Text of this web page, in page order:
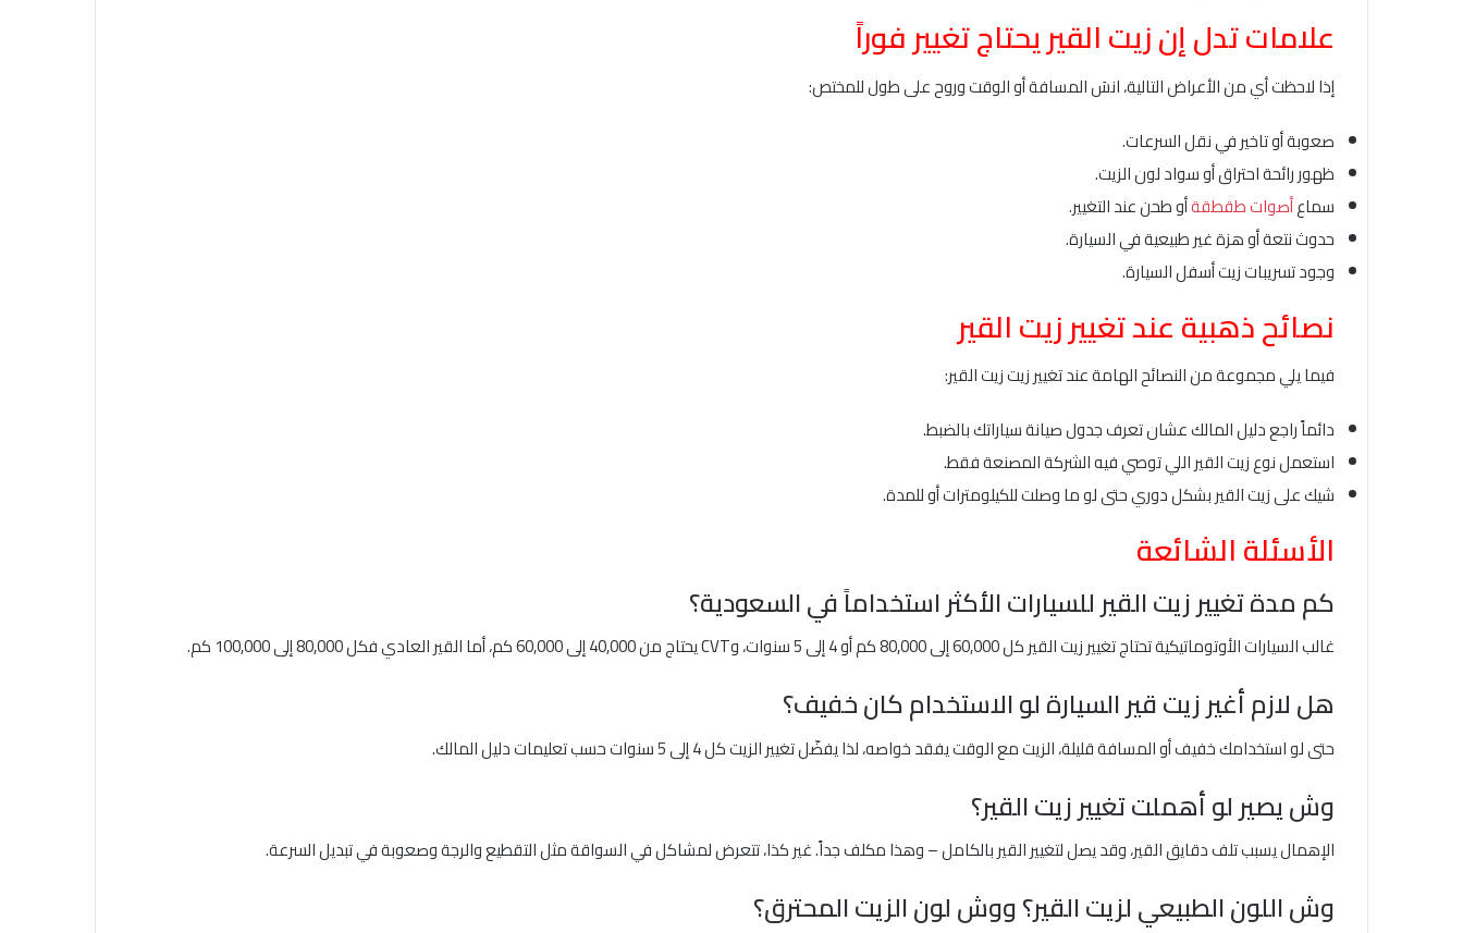
علامات تدل إن زيت القير يحتاج تغيير فوراً
إذا لاحظت أي من الأعراض التالية، انسَ المسافة أو الوقت وروح على طول للمختص:
صعوبة أو تاخير في نقل السرعات.
ظهور رائحة احتراق أو سواد لون الزيت.
سماعأصوات طقطقةأو طحن عند التغيير.
حدوث نتعة أو هزة غير طبيعية في السيارة.
وجود تسريبات زيت أسفل السيارة.
نصائح ذهبية عند تغيير زيت القير
فيما يلي مجموعة من النصائح الهامة عند تغيير زيت زيت القير:
دائماً راجع دليل المالك عشان تعرف جدول صيانة سياراتك بالضبط.
استعمل نوع زيت القير اللي توصي فيه الشركة المصنعة فقط.
شيك على زيت القير بشكل دوري حتى لو ما وصلت للكيلومترات أو للمدة.
الأسئلة الشائعة
كم مدة تغيير زيت القير للسيارات الأكثر استخداماً في السعودية؟
غالب السيارات الأوتوماتيكية تحتاج تغيير زيت القير كل 60,000 إلى 80,000 كم أو 4 إلى 5 سنوات، وCVT يحتاج من 40,000 إلى 60,000 كم، أما القير العادي فكل 80,000 إلى 100,000 كم.
هل لازم أغير زيت قير السيارة لو الاستخدام كان خفيف؟
حتى لو استخدامك خفيف أو المسافة قليلة، الزيت مع الوقت يفقد خواصه، لذا يفضّل تغيير الزيت كل 4 إلى 5 سنوات حسب تعليمات دليل المالك.
وش يصير لو أهملت تغيير زيت القير؟
الإهمال يسبب تلف دقايق القير، وقد يصل لتغيير القير بالكامل – وهذا مكلف جداً. غير كذا، تتعرض لمشاكل في السواقة مثل التقطيع والرجة وصعوبة في تبديل السرعة.
وش اللون الطبيعي لزيت القير؟ ووش لون الزيت المحترق؟